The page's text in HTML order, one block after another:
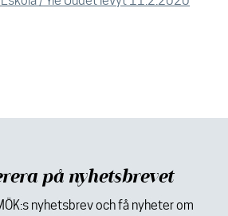
på nyhetsbrevet
nyhetsbrev och få nyheter om